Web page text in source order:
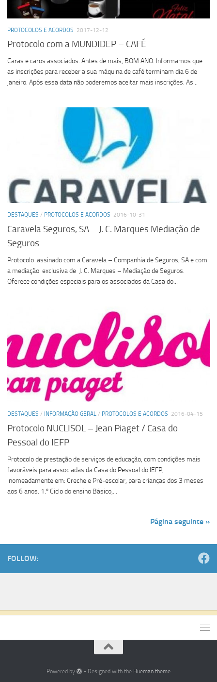
PROTOCOLOS E ACORDOS 2017-12-12
Protocolo com a MUNDIDEP – CAFÉ
Caras e caros associados. Antes de mais, BOM ANO. Informamos que
as inscrições para receber a sua máquina de café terminam dia 6 de
janeiro. Após essa data não poderemos aceitar mais inscrições. As...
DESTAQUES / PROTOCOLOS E ACORDOS 2016-10-31
Caravela Seguros, SA – J. C. Marques Mediação de
Seguros
Protocolo assinado com a Caravela – Companhia de Seguros, SA e com
a mediação exclusiva de J. C. Marques – Mediação de Seguros.
Oferece condições especiais para os associados da Casa do...
DESTAQUES / INFORMAÇÃO GERAL / PROTOCOLOS E ACORDOS 2016-04-15
Protocolo NUCLISOL – Jean Piaget / Casa do
Pessoal do IEFP
Protocolo de prestação de serviços de educação, com condições mais
favoráveis para associadas da Casa do Pessoal do IEFP,
nomeadamente em: Creche e Pré-escolar, para crianças dos 3 meses
aos 6 anos. 1.º Ciclo do ensino Básico,...
Página seguinte »
FOLLOW:
Powered by - Designed with the Hueman theme